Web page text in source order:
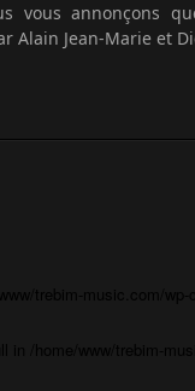
vous annonçons
Alain Jean-Marie et
trebim-music.com/
in /home/www/trebim-